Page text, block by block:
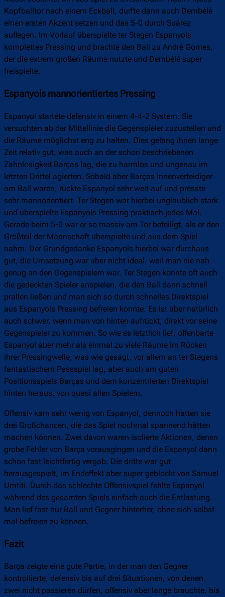
Kopfballtor nach einem Eckball, durfte dann auch Dembélé
einen ersten Akzent setzen und das 5-0 durch Suárez
auflegen. Im Vorlauf überspielte ter Stegen Espanyols
komplettes Pressing und brachte den Ball zu André Gomes,
der die extrem großen Räume nutzte und Dembélé super
freispielte.
Espanyols mannorientiertes Pressing
Espanyol startete defensiv in einem 4-4-2 System. Sie
versuchten ab der Mittellinie die Gegenspieler zuzustellen und
die Räume möglichst eng zu halten. Dies gelang ihnen lange
Zeit relativ gut, was auch an der schon beschriebenen
Zahnlosigkeit Barças lag, die zu harmlos und ungenau im
letzten Drittel agierten. Sobald aber Barças Innenverteidiger
am Ball waren, rückte Espanyol sehr weit auf und presste
sehr mannorientiert. Ter Stegen war hierbei unglaublich stark
und überspielte Espanyols Pressing praktisch jedes Mal.
Gerade beim 5-0 war er so massiv am Tor beteiligt, als er den
Großteil der Mannschaft überspielte und aus dem Spiel
nahm. Der Grundgedanke Espanyols hierbei war durchaus
gut, die Umsetzung war aber nicht ideal, weil man nie nah
genug an den Gegenspielern war. Ter Stegen konnte oft auch
die gedeckten Spieler anspielen, die den Ball dann schnell
prallen ließen und man sich so durch schnelles Direktspiel
aus Espanyols Pressing befreien konnte. Es ist aber natürlich
auch schwer, wenn man von hinten aufrückt, direkt vor seine
Gegenspieler zu kommen. So wie es letztlich lief, offenbarte
Espanyol aber mehr als einmal zu viele Räume im Rücken
ihrer Pressingwelle, was wie gesagt, vor allem an ter Stegens
fantastischem Passspiel lag, aber auch am guten
Positionsspiels Barças und dem konzentrierten Direktspiel
hinten heraus, von quasi allen Spielern.
Offensiv kam sehr wenig von Espanyol, dennoch hatten sie
drei Großchancen, die das Spiel nochmal spannend hätten
machen können. Zwei davon waren isolierte Aktionen, denen
grobe Fehler von Barça vorausgingen und die Espanyol dann
schon fast leichtfertig vergab. Die dritte war gut
herausgespielt, im Endeffekt aber super geblockt von Samuel
Umtiti. Durch das schlechte Offensivspiel fehlte Espanyol
während des gesamten Spiels einfach auch die Entlastung.
Man lief fast nur Ball und Gegner hinterher, ohne sich selbst
mal befreien zu können.
Fazit
Barça zeigte eine gute Partie, in der man den Gegner
kontrollierte, defensiv bis auf drei Situationen, von denen
zwei nicht passieren dürfen, offensiv aber lange brauchte, bis